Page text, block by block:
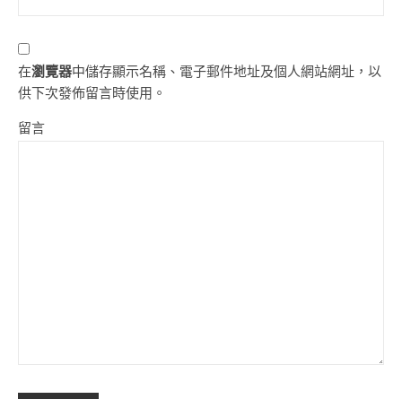
在瀏覽器中儲存顯示名稱、電子郵件地址及個人網站網址，以
供下次發佈留言時使用。
留言